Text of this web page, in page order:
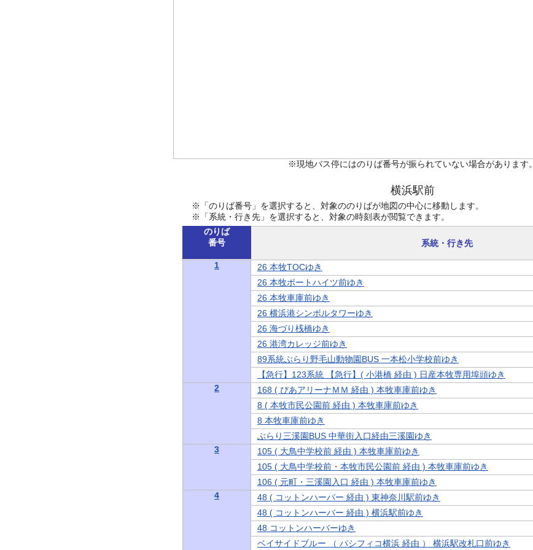
※現地バス停にはのりば番号が振られていない場合があります。
横浜駅前
※「のりば番号」を選択すると、対象ののりばが地図の中心に移動します。
※「系統・行き先」を選択すると、対象の時刻表が閲覧できます。
のりば
番号
系統・行き先
1
26 本牧TOCゆき
26 本牧ポートハイツ前ゆき
26 本牧車庫前ゆき
26 横浜港シンボルタワーゆき
26 海づり桟橋ゆき
26 港湾カレッジ前ゆき
89系統ぶらり野毛山動物園BUS 一本松小学校前ゆき
【急行】123系統 【急行】( 小港橋 経由 ) 日産本牧専用埠頭ゆき
2
168 ( ぴあアリーナＭＭ 経由 ) 本牧車庫前ゆき
8 ( 本牧市民公園前 経由 ) 本牧車庫前ゆき
8 本牧車庫前ゆき
ぶらり三溪園BUS 中華街入口経由三溪園ゆき
3
105 ( 大鳥中学校前 経由 ) 本牧車庫前ゆき
105 ( 大鳥中学校前・本牧市民公園前 経由 ) 本牧車庫前ゆき
106 ( 元町・三溪園入口 経由 ) 本牧車庫前ゆき
4
48 ( コットンハーバー 経由 ) 東神奈川駅前ゆき
48 ( コットンハーバー 経由 ) 横浜駅前ゆき
48 コットンハーバーゆき
ベイサイドブルー （ パシフィコ横浜 経由 ） 横浜駅改札口前ゆき